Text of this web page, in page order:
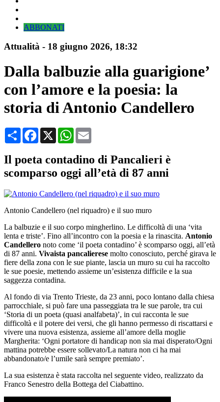
ABBONATI
Attualità - 18 giugno 2026, 18:32
Dalla balbuzie alla guarigione’
con l’amore e la poesia: la
storia di Antonio Candellero
CondividiFacebook
X WhatsApp
Il poeta contadino di Pancalieri è
scomparso oggi all’età di 87 anni
Antonio Candellero (nel riquadro) e il suo muro
La balbuzie e il suo corpo mingherlino. Le difficoltà di una ‘vita
lenta e triste’. Fino all’incontro con la poesia e la rinascita. Antonio
Candellero noto come ‘il poeta contadino’ è scomparso oggi, all’età
di 87 anni. Vivaista pancalierese molto conosciuto, perché girava le
fiere della zona con le sue piante, lascia un muro su cui ha raccolto
le sue poesie, mettendo assieme un’esistenza difficile e la sua
saggezza contadina.
Al fondo di via Trento Trieste, da 23 anni, poco lontano dalla chiesa
parrocchiale, si può fare una passeggiata tra le sue parole, tra cui
‘Storia di un poeta (quasi analfabeta)’, in cui racconta le sue
difficoltà e il potere dei versi, che gli hanno permesso di riscattarsi e
vivere una nuova esistenza, assieme all’amore della moglie
Margherita: ‘Ogni portatore di handicap non sia mai disperato/Ogni
mattina potrebbe essere sollevato/La natura non ci ha mai
abbandonato/e l’umile sarà sempre premiato’.
La sua esistenza è stata raccolta nel seguente video, realizzato da
Franco Senestro della Bottega del Ciabattino.